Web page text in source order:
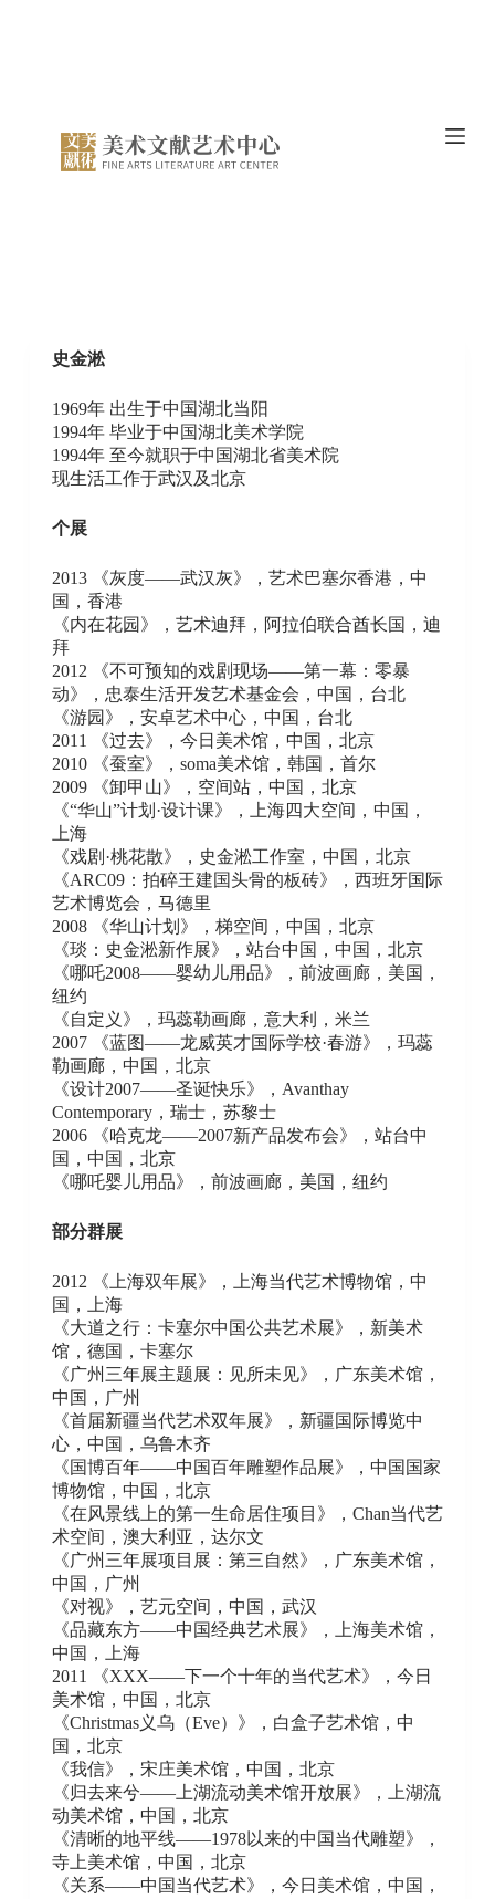
史金淞
1969年 出生于中国湖北当阳
1994年 毕业于中国湖北美术学院
1994年 至今就职于中国湖北省美术院
现生活工作于武汉及北京
个展
2013 《灰度——武汉灰》，艺术巴塞尔香港，中
国，香港
《内在花园》，艺术迪拜，阿拉伯联合酋长国，迪
拜
2012 《不可预知的戏剧现场——第一幕：零暴
动》，忠泰生活开发艺术基金会，中国，台北
《游园》，安卓艺术中心，中国，台北
2011 《过去》，今日美术馆，中国，北京
2010 《蚕室》，soma美术馆，韩国，首尔
2009 《卸甲山》，空间站，中国，北京
《“华山”计划·设计课》，上海四大空间，中国，
上海
《戏剧·桃花散》，史金淞工作室，中国，北京
《ARC09：拍碎王建国头骨的板砖》，西班牙国际
艺术博览会，马德里
2008 《华山计划》，梯空间，中国，北京
《琰：史金淞新作展》，站台中国，中国，北京
《哪吒2008——婴幼儿用品》，前波画廊，美国，
纽约
《自定义》，玛蕊勒画廊，意大利，米兰
2007 《蓝图——龙威英才国际学校·春游》，玛蕊
勒画廊，中国，北京
《设计2007——圣诞快乐》，Avanthay
Contemporary，瑞士，苏黎士
2006 《哈克龙——2007新产品发布会》，站台中
国，中国，北京
《哪吒婴儿用品》，前波画廊，美国，纽约
部分群展
2012 《上海双年展》，上海当代艺术博物馆，中
国，上海
《大道之行：卡塞尔中国公共艺术展》，新美术
馆，德国，卡塞尔
《广州三年展主题展：见所未见》，广东美术馆，
中国，广州
《首届新疆当代艺术双年展》，新疆国际博览中
心，中国，乌鲁木齐
《国博百年——中国百年雕塑作品展》，中国国家
博物馆，中国，北京
《在风景线上的第一生命居住项目》，Chan当代艺
术空间，澳大利亚，达尔文
《广州三年展项目展：第三自然》，广东美术馆，
中国，广州
《对视》，艺元空间，中国，武汉
《品藏东方——中国经典艺术展》，上海美术馆，
中国，上海
2011 《XXX——下一个十年的当代艺术》，今日
美术馆，中国，北京
《Christmas义乌（Eve）》，白盒子艺术馆，中
国，北京
《我信》，宋庄美术馆，中国，北京
《归去来兮——上湖流动美术馆开放展》，上湖流
动美术馆，中国，北京
《清晰的地平线——1978以来的中国当代雕塑》，
寺上美术馆，中国，北京
《关系——中国当代艺术》，今日美术馆，中国，